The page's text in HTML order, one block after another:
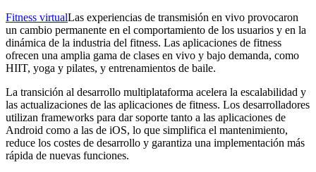
Fitness virtualLas experiencias de transmisión en vivo provocaron
un cambio permanente en el comportamiento de los usuarios y en la
dinámica de la industria del fitness. Las aplicaciones de fitness
ofrecen una amplia gama de clases en vivo y bajo demanda, como
HIIT, yoga y pilates, y entrenamientos de baile.
La transición al desarrollo multiplataforma acelera la escalabilidad y
las actualizaciones de las aplicaciones de fitness. Los desarrolladores
utilizan frameworks para dar soporte tanto a las aplicaciones de
Android como a las de iOS, lo que simplifica el mantenimiento,
reduce los costes de desarrollo y garantiza una implementación más
rápida de nuevas funciones.